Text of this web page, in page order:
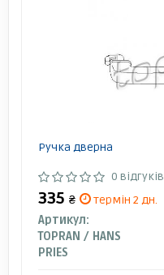
Ручка дверна
0 відгуків
335 ₴
термін 2 дн.
Артикул:
TOPRAN / HANS
PRIES